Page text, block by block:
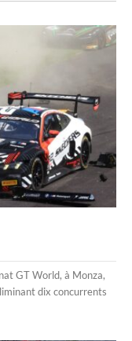
GT World, à Monza,
dix concurrents